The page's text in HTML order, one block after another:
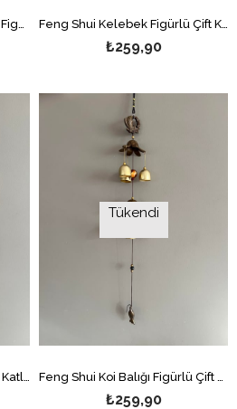
Feng Shui Baykuş ve Güneş Figürlü Çift Katlı Metal Rüzgar Çanı - 60 cm uzunluk Feng Shui Kelebek Figürlü Çift Katlı Metal Rüzgar Çanı - 60 cm uzunluk
₺259,90
Tükendi
₺259,90